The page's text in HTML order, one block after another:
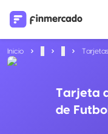
Inicio
Tarjeta
de